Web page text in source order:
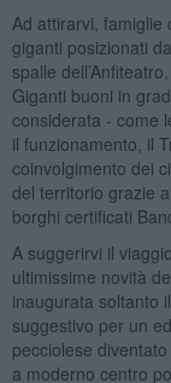
Ad attirarvi,
giganti posizionati
spalle
Giganti buoni in
considerata - come
il funzionamento, il
coinvolgimento dei
del territorio grazie
borghi certificati
A suggerirvi il
ultimissime novità
inaugurata soltanto
suggestivo per un
pecciolese
a moderno centro